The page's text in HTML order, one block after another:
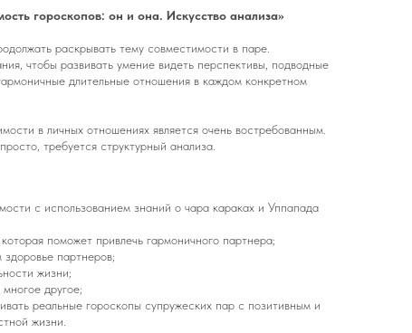
гороскопов: он и она. Искусство анализа»
раскрывать тему совместимости в паре.
чтобы развивать умение видеть перспективы, подводные
длительные отношения в каждом конкретном
в личных отношениях является очень востребованным.
требуется структурный анализа.
с использованием знаний о чара караках и Уппапада
поможет привлечь гармоничного партнера;
партнеров;
жизни;
другое;
реальные гороскопы супружеских пар с позитивным и
жизни.